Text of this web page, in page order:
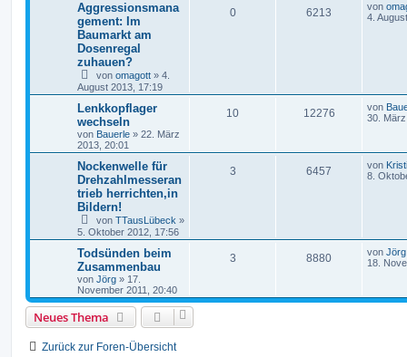
Aggressionsmana
gement: Im
Baumarkt am
Dosenregal
zuhauen?
von omagott » 4.
August 2013, 17:19
0 6213 von
4.
Lenkkopflager
wechseln
von Bauerle » 22. März
2013, 20:01
10 12276 von
30.
Nockenwelle für
Drehzahlmesseran
trieb herrichten,in
Bildern!
von TTausLübeck »
5. Oktober 2012, 17:56
3 6457 von
8.
Todsünden beim
Zusammenbau
von Jörg » 17.
November 2011, 20:40
3 8880 von Jörg
18.
Neues Thema
Zurück zur Foren-Übersicht